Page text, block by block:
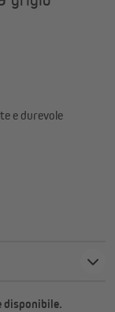
e durevole
disponibile.